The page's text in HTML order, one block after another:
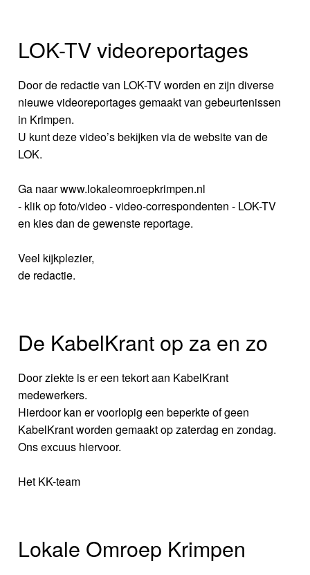
LOK-TV videoreportages
Door de redactie van LOK-TV worden en zijn diverse
nieuwe videoreportages gemaakt van gebeurtenissen
in Krimpen.
U kunt deze video’s bekijken via de website van de
LOK.
Ga naar www.lokaleomroepkrimpen.nl
- klik op foto/video - video-correspondenten - LOK-TV
en kies dan de gewenste reportage.
Veel kijkplezier,
de redactie.
De KabelKrant op za en zo
Door ziekte is er een tekort aan KabelKrant
medewerkers.
Hierdoor kan er voorlopig een beperkte of geen
KabelKrant worden gemaakt op zaterdag en zondag.
Ons excuus hiervoor.
Het KK-team
Lokale Omroep Krimpen